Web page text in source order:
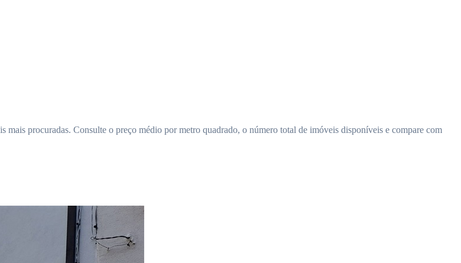
mais procuradas. Consulte o preço médio por metro quadrado, o número total de imóveis disponíveis e compare com